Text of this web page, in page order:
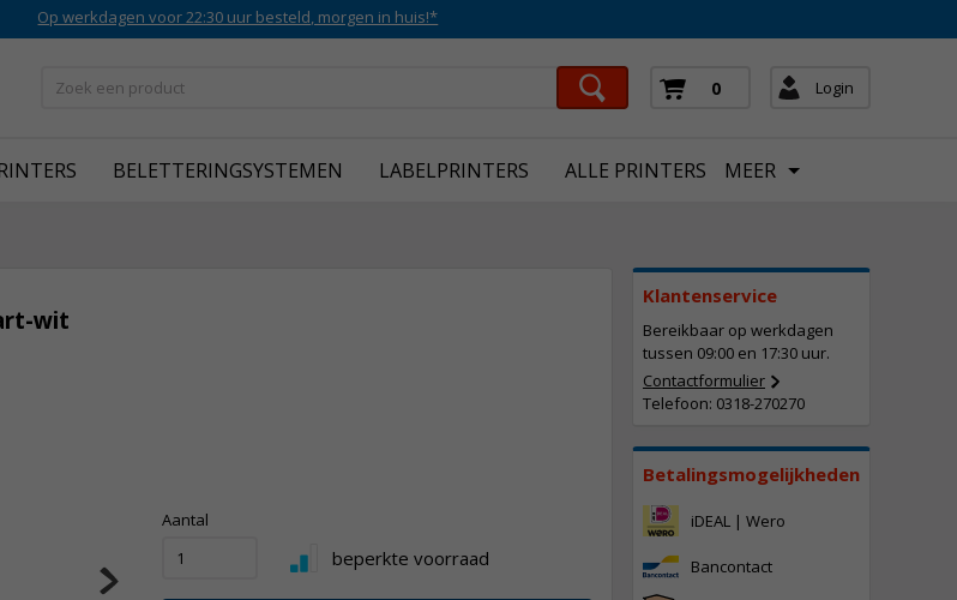
Op werkdagen voor 22:30 uur besteld, morgen in huis!*
0 Login
BELETTERINGSYSTEMEN LABELPRINTERS ALLE PRINTERS MEER
Klantenservice
Bereikbaar op werkdagen
tussen 09:00 en 17:30 uur.
Contactformulier
Telefoon: 0318-270270
Betalingsmogelijkheden
iDEAL | Wero
Bancontact
wit
Aantal
beperkte voorraad